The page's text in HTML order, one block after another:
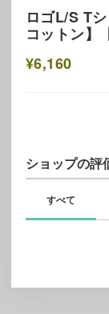
ロゴL/S T
コットン】
¥6,160
ショップの評
すべて